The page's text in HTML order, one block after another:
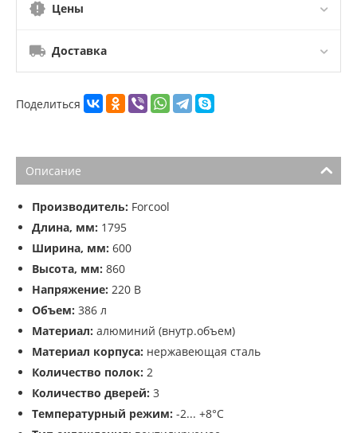
Цены
Доставка
Поделиться
Описание
Производитель: Forcool
Длина, мм: 1795
Ширина, мм: 600
Высота, мм: 860
Напряжение: 220 В
Объем: 386 л
Материал: алюминий (внутр.объем)
Материал корпуса: нержавеющая сталь
Количество полок: 2
Количество дверей: 3
Температурный режим: -2... +8°С